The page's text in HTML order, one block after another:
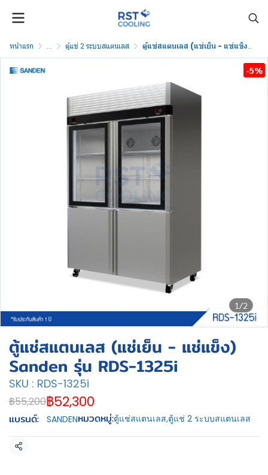
หน้าแรก ... ตู้แช่ 2 ระบบสแตนเลส ตู้แช่สแตนเลส (แช่เย็น - แช่แข็ง) Sanden รุ่น RDS-1325i
1/2
-5%
ตู้แช่สแตนเลส (แช่เย็น - แช่แข็ง)
Sanden รุ่น RDS-1325i
SKU : RDS-1325i
฿55,200฿52,300
แบรนด์: SANDENหมวดหมู่:ตู้แช่สแตนเลส,ตู้แช่ 2 ระบบสแตนเลส
แชร์